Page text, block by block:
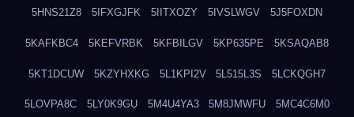
5HNS21Z8 5IFXGJFK 5IITXOZY 5IVSLWGV 5J5FOXDN
5KAFKBC4 5KEFVRBK 5KFBILGV 5KP635PE 5KSAQAB8
5KT1DCUW 5KZYHXKG 5L1KPI2V 5L515L3S 5LCKQGH7
5LOVPA8C 5LY0K9GU 5M4U4YA3 5M8JMWFU 5MC4C6M0